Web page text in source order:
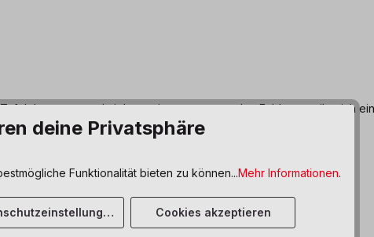
und vielen weiteren spannenden Feldern ergibt sich
deine Privatsphäre
Funktionalität bieten zu können...Mehr Informationen.
Cookies akzeptieren